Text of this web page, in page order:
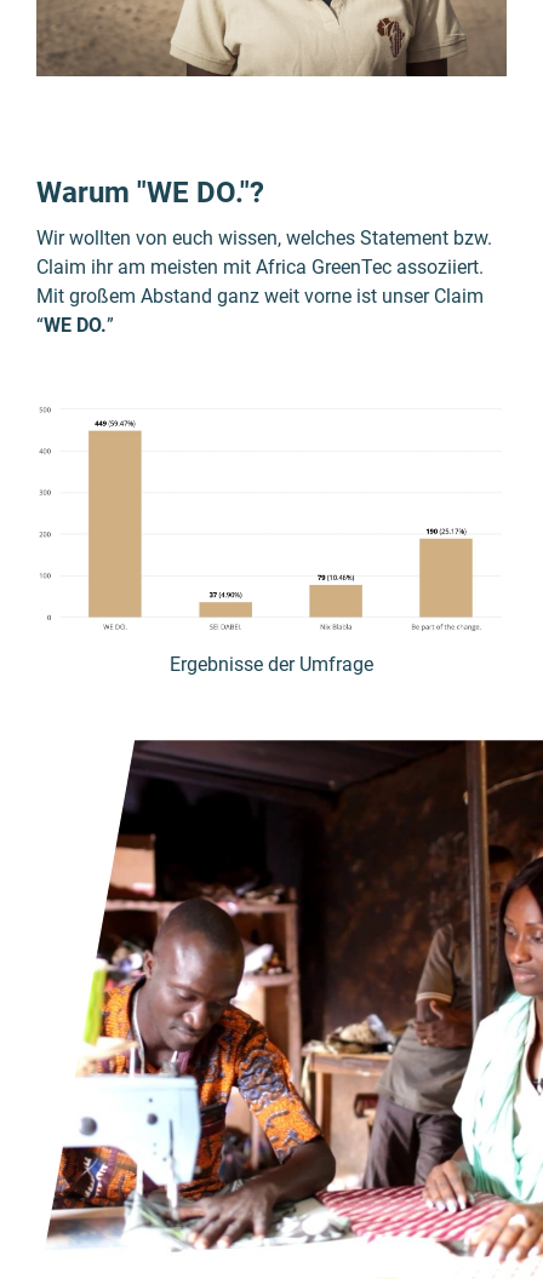
Warum "WE DO."?
Wir wollten von euch wissen, welches Statement bzw.
Claim ihr am meisten mit Africa GreenTec assoziiert.
Mit großem Abstand ganz weit vorne ist unser Claim
“WE DO.”
Ergebnisse der Umfrage